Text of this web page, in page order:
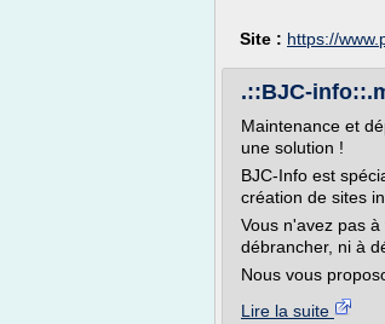
Site : https://
.::BJC-
Maintenance et
une solution !
BJC-Info est
création de sites
Vous n'avez pas
débrancher, ni à
Nous vous
Lire la suite